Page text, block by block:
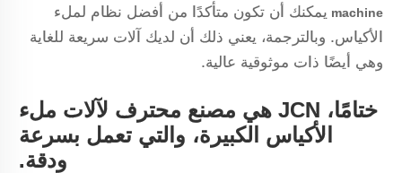
machine يمكنك أن تكون متأكدًا من أفضل نظام لملء
الأكياس. وبالترجمة، يعني ذلك أن لديك آلات سريعة للغاية
وهي أيضًا ذات موثوقية عالية.
ختامًا، JCN هي مصنع محترف لآلات ملء
الأكياس الكبيرة، والتي تعمل بسرعة
ودقة.